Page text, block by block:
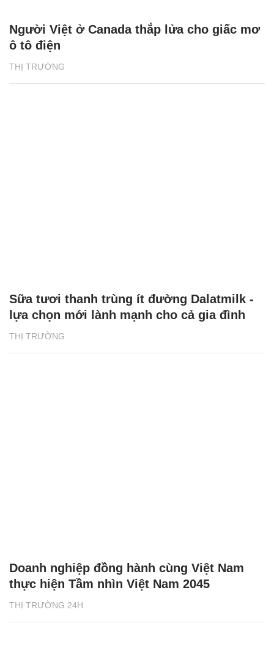
THỊ TRƯỜNG
Người Việt ở Canada thắp lửa cho giấc mơ
ô tô điện
THỊ TRƯỜNG
Sữa tươi thanh trùng ít đường Dalatmilk -
lựa chọn mới lành mạnh cho cả gia đình
THỊ TRƯỜNG 24H
Doanh nghiệp đồng hành cùng Việt Nam
thực hiện Tầm nhìn Việt Nam 2045